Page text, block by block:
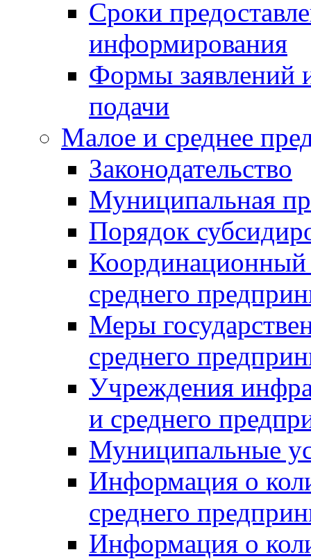
Сроки
информирования
Формы заявлений
подачи
Малое и среднее
Законодательство
Муниципальная
Порядок
Координационный
среднего
Меры
среднего
Учреждения
и среднего
Муниципальные
Информация о
среднего
Информация о